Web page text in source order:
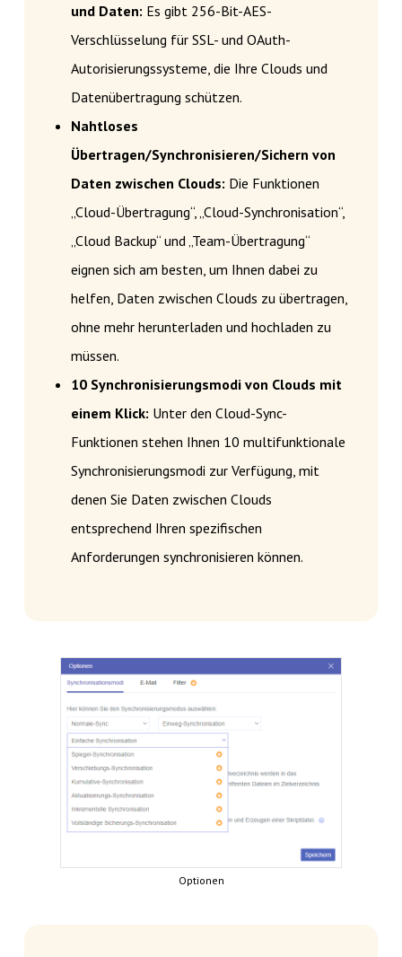
und Daten: Es gibt 256-Bit-AES-
Verschlüsselung für SSL- und OAuth-
Autorisierungssysteme, die Ihre Clouds und
Datenübertragung schützen.
Nahtloses
Übertragen/Synchronisieren/Sichern von
Daten zwischen Clouds: Die Funktionen
„Cloud-Übertragung“, „Cloud-Synchronisation“,
„Cloud Backup“ und „Team-Übertragung“
eignen sich am besten, um Ihnen dabei zu
helfen, Daten zwischen Clouds zu übertragen,
ohne mehr herunterladen und hochladen zu
müssen.
10 Synchronisierungsmodi von Clouds mit
einem Klick: Unter den Cloud-Sync-
Funktionen stehen Ihnen 10 multifunktionale
Synchronisierungsmodi zur Verfügung, mit
denen Sie Daten zwischen Clouds
entsprechend Ihren spezifischen
Anforderungen synchronisieren können.
Optionen